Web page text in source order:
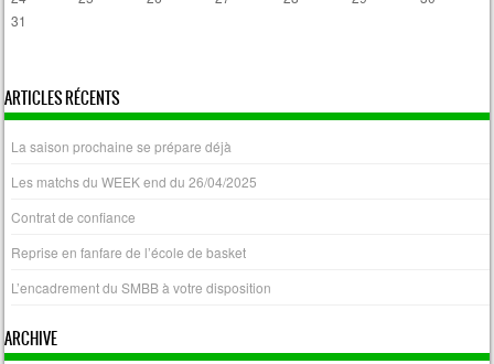
31
ARTICLES RÉCENTS
La saison prochaine se prépare déjà
Les matchs du WEEK end du 26/04/2025
Contrat de confiance
Reprise en fanfare de l’école de basket
L’encadrement du SMBB à votre disposition
ARCHIVE